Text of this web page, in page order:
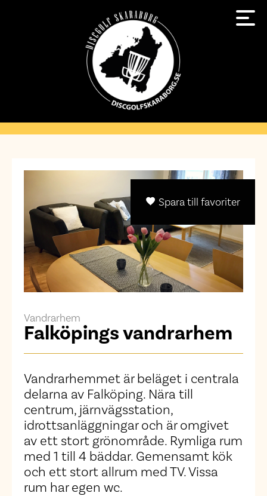
Spara till favoriter
Vandrarhem
Falköpings vandrarhem
Vandrarhemmet är beläget i centrala
delarna av Falköping. Nära till
centrum, järnvägsstation,
idrottsanläggningar och är omgivet
av ett stort grönområde. Rymliga rum
med 1 till 4 bäddar. Gemensamt kök
och ett stort allrum med TV. Vissa
rum har egen wc.